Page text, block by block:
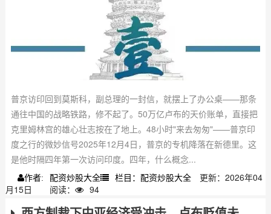
普京访印回到莫斯科，副总理的一封信，就摆上了办公桌——那条
通往中国的战略铁路，修不起了。50万亿卢布的天价账单，直接把
克里姆林宫的雄心壮志按在了地上。48小时"来去匆匆"——普京印
度之行的微妙信号2025年12月4日，普京的专机降落在新德里。这
是他时隔四年第一次访问印度。四年，什么概念...
作者: 配资炒股大全 栏目：配资炒股大全
更新：2026年04
月15日
阅读： 94